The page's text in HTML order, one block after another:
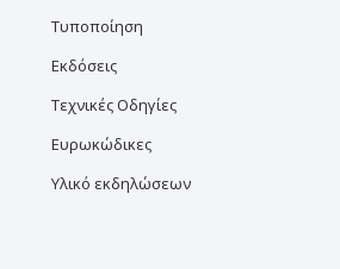
Τυποποίηση
Εκδόσεις
Τεχνικές Οδηγίες
Ευρωκώδικες
Υλικό εκδηλώσεων